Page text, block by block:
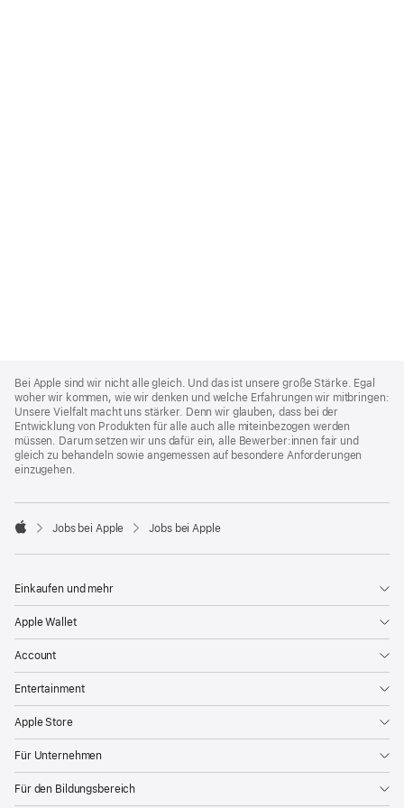
Footer
Bei Apple sind wir nicht alle gleich. Und das ist unsere große Stärke. Egal
woher wir kommen, wie wir denken und welche Erfahrungen wir mitbringen:
Unsere Vielfalt macht uns stärker. Denn wir glauben, dass bei der
Entwicklung von Produkten für alle auch alle miteinbezogen werden
müssen. Darum setzen wir uns dafür ein, alle Bewerber:innen fair und
gleich zu behandeln sowie angemessen auf besondere Anforderungen
einzugehen.

Jobs bei Apple Jobs bei Apple
Einkaufen und mehr
Apple Wallet
Account
Entertainment
Apple Store
Für Unternehmen
Für den Bildungsbereich